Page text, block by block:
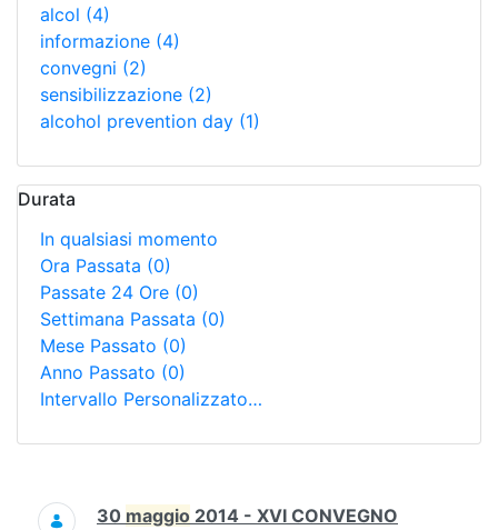
alcol (4)
informazione (4)
convegni (2)
sensibilizzazione (2)
alcohol prevention day (1)
Durata
In qualsiasi momento
Ora Passata (0)
Passate 24 Ore (0)
Settimana Passata (0)
Mese Passato (0)
Anno Passato (0)
Intervallo Personalizzato…
Ricerca
30 maggio 2014 - XVI CONVEGNO